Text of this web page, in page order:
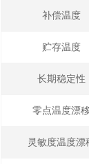
补偿温度
贮存温度
长期稳定性
零点温度漂移
灵敏度温度漂